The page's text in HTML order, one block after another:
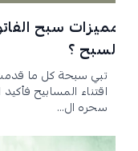
سبح
؟
تبي سبحة كل ما قدمت
اقتناء المسابيح
سحره ال...